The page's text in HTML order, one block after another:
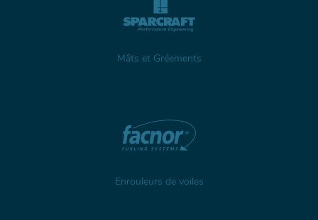
Mâts et Gréements
Enrouleurs de voiles